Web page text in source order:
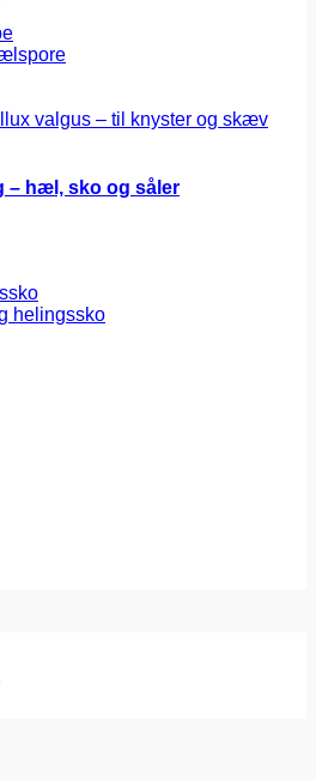
valgus – til knyster og skæv
– hæl, sko og såler
helingssko